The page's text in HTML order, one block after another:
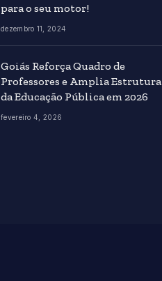
para o seu motor!
dezembro 11, 2024
Goiás Reforça Quadro de
Professores e Amplia Estrutura
da Educação Pública em 2026
fevereiro 4, 2026